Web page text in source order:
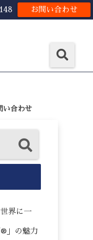
お問い合わせ
い合わせ
界に一
」の魅力